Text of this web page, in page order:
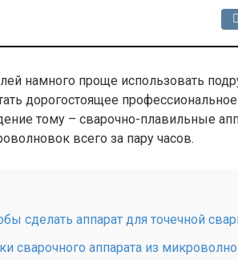
намного проще использовать
дорогостоящее
тому – сварочно-плавильные
всего за пару часов.
сделать аппарат для точечной
сварочного аппарата из